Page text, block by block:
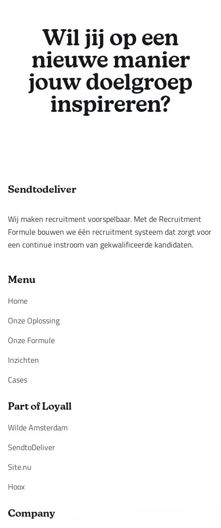
Wil jij op een
nieuwe manier
jouw doelgroep
inspireren?
Footer
Sendtodeliver
Wij maken recruitment voorspelbaar. Met de Recruitment
Formule bouwen we één recruitment systeem dat zorgt voor
een continue instroom van gekwalificeerde kandidaten.
Menu
Home
Onze Oplossing
Onze Formule
Inzichten
Cases
Part of Loyall
Wilde Amsterdam
SendtoDeliver
Site.nu
Hoox
Company